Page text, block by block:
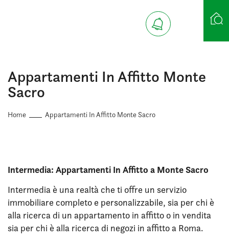
Appartamenti In Affitto Monte
Sacro
Home Appartamenti In Affitto Monte Sacro
Intermedia: Appartamenti In Affitto a Monte Sacro
Intermedia è una realtà che ti offre un servizio
immobiliare completo e personalizzabile, sia per chi è
alla ricerca di un appartamento in affitto o in vendita
sia per chi è alla ricerca di negozi in affitto a Roma.